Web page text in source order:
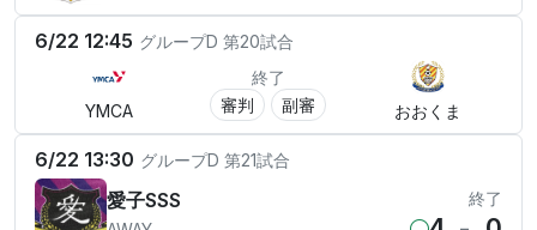
6/22 12:45 グループD 第20試合
YMCA
終了
審判
副審 おおくま
6/22 13:30 グループD 第21試合
愛子SSS 終了